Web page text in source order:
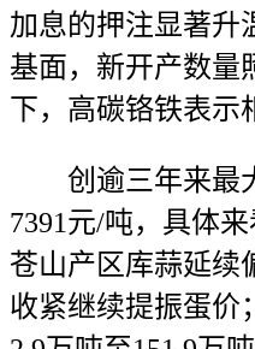
加息的押注显著升
基面，新开产数量
下，高碳铬铁表示
创逾三年来最
7391元/吨，具体
苍山产区库蒜延续
收紧继续提振蛋价